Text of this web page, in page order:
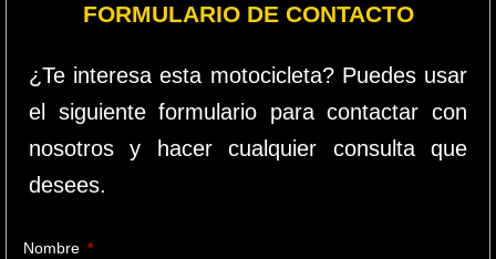
FORMULARIO DE CONTACTO
¿Te interesa esta motocicleta? Puedes usar
el siguiente formulario para contactar con
nosotros y hacer cualquier consulta que
desees.
Nombre